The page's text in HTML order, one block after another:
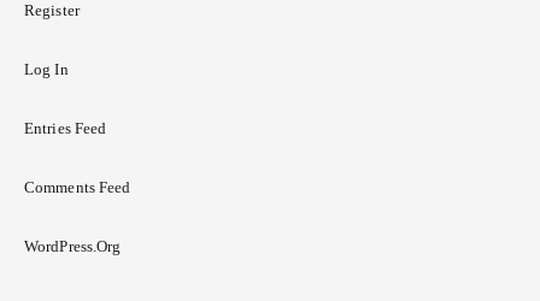
Register
Log In
Entries Feed
Comments Feed
WordPress.org